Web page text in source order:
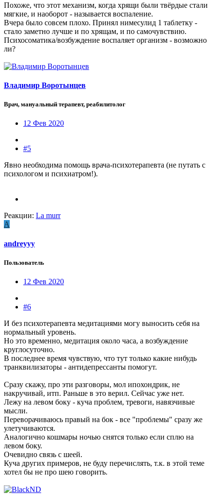
Похоже, что этот механизм, когда хрящи были твёрдые стали
мягкие, и наоборот - называется воспаление.
Вчера было совсем плохо. Принял нимесулид 1 таблетку -
стало заметно лучше и по хрящам, и по самочувствию.
Психосоматика/возбуждение воспаляет организм - возможно
ли?
Владимир Воротынцев
Врач, мануальный терапевт, реабилитолог
12 Фев 2020
#5
Явно необходима помощь врача-психотерапевта (не путать с
психологом и психиатром!).
Реакции: La murr
A
andreyyy
Пользователь
12 Фев 2020
#6
И без психотерапевта медитациями могу выносить себя на
нормальный уровень.
Но это временно, медитация около часа, а возбуждение
круглосуточно.
В последнее время чувствую, что тут только какие нибудь
транквилизаторы - антидепрессанты помогут.
Сразу скажу, про эти разговоры, мол ипохондрик, не
накручивай, итп. Раньше в это верил. Сейчас уже нет.
Лежу на левом боку - куча проблем, тревоги, навязчивые
мысли.
Переворачиваюсь правый на бок - все "проблемы" сразу же
улетучиваются.
Аналогично кошмары ночью снятся только если сплю на
левом боку.
Очевидно связь с шеей.
Куча других примеров, не буду перечислять, т.к. в этой теме
хотел бы не про шею говорить.